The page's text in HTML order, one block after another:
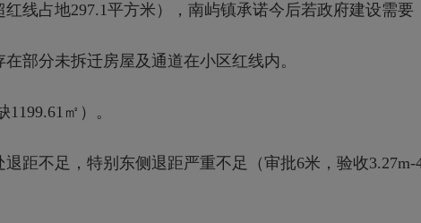
占地297.1平方米），南屿镇承诺今后若政府建设需要
分未拆迁房屋及通道在小区红线内。
㎡）。
不足，特别东侧退距严重不足（审批6米，验收3.27m-